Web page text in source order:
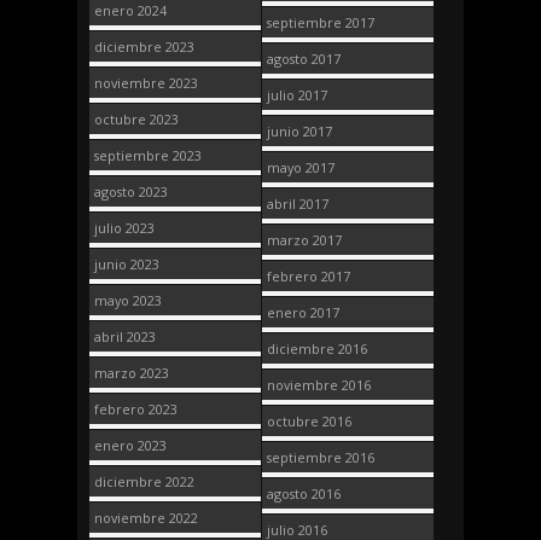
enero 2024
diciembre 2023
noviembre 2023
octubre 2023
septiembre 2023
agosto 2023
julio 2023
junio 2023
mayo 2023
abril 2023
marzo 2023
febrero 2023
enero 2023
diciembre 2022
noviembre 2022
septiembre 2017
agosto 2017
julio 2017
junio 2017
mayo 2017
abril 2017
marzo 2017
febrero 2017
enero 2017
diciembre 2016
noviembre 2016
octubre 2016
septiembre 2016
agosto 2016
julio 2016